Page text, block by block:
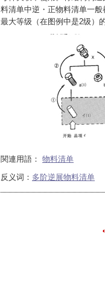
料清单中逆・正物料清单一
最大等级（在图例中是2级）
関連用語： 物料清单
反义词： 多阶逆展物料清单